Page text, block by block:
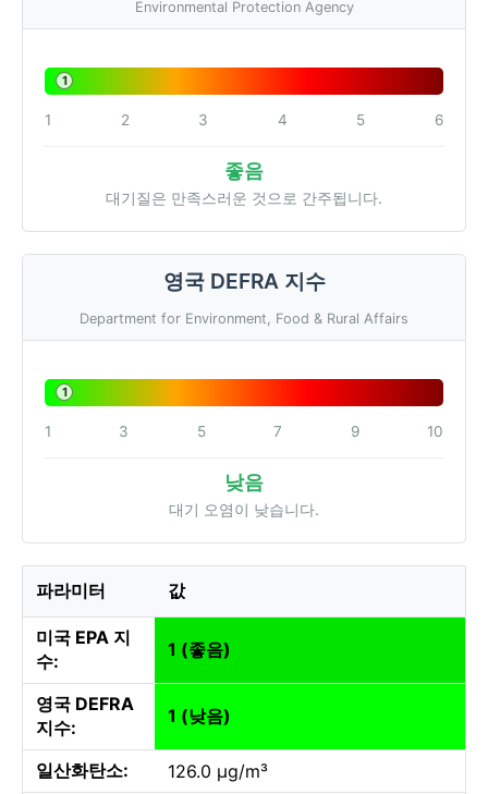
Environmental Protection Agency
1
1 2 3 4 5 6
좋음
대기질은 만족스러운 것으로 간주됩니다.
영국 DEFRA 지수
Department for Environment, Food & Rural Affairs
1
1 3 5 7 9 10
낮음
대기 오염이 낮습니다.
파라미터 값
미국 EPA 지
수:
1 (좋음)
영국 DEFRA
지수:
1 (낮음)
일산화탄소:
126.0 µg/m³